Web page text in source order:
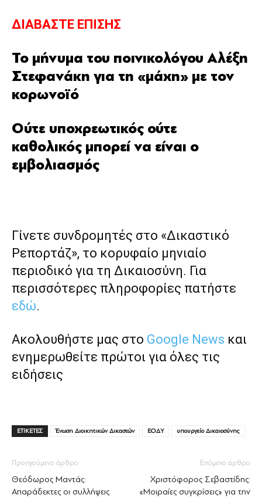
ΔΙΑΒΑΣΤΕ ΕΠΙΣΗΣ
Το μήνυμα του ποινικολόγου Αλέξη
Στεφανάκη για τη «μάχη» με τον
κορωνοϊό
Ούτε υποχρεωτικός ούτε
καθολικός μπορεί να είναι ο
εμβολιασμός
Γίνετε συνδρομητές στο «Δικαστικό
Ρεπορτάζ», το κορυφαίο μηνιαίο
περιοδικό για τη Δικαιοσύνη. Για
περισσότερες πληροφορίες πατήστε
εδώ.
Ακολουθήστε μας στο Google News και
ενημερωθείτε πρώτοι για όλες τις
ειδήσεις
ΕΤΙΚΕΤΕΣ Ένωση Διοικητικών Δικαστών ΕΟΔΥ υπουργείο Δικαιοσύνης
Προηγούμενο άρθρο
Θεόδωρος Μαντάς:
Απαράδεκτες οι συλλήψεις
Επόμενο άρθρο
Χριστόφορος Σεβαστίδης:
«Μοιραίες συγκρίσεις» για την